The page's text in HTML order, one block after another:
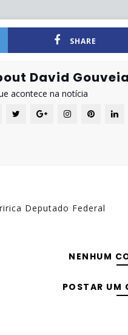
SHARE
David
acontece na notícia
Deputado Federal
NENHUM
POSTAR UM